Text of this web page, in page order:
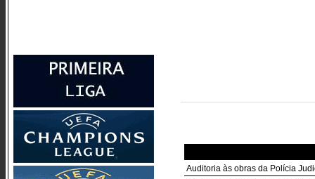
Auditoria às obras da Polícia